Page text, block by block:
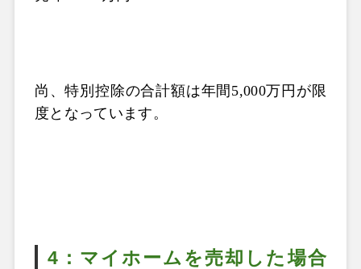
尚、特別控除の合計額は年間5,000万円が限
度となっています。
4：マイホームを売却した場合